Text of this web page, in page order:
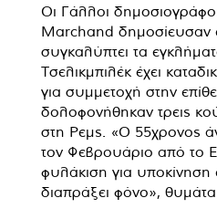
Οι Γάλλοι
Marchand δημοσίευσαν
συγκαλύπτει τα
Τσελικμπιλέκ έχει
για συμμετοχή στην
δολοφονήθηκαν τρεις
στη Ρεμς. «Ο 55χρονος
τον Φεβρουάριο από το
φυλάκιση για
διαπράξει φόνο»,